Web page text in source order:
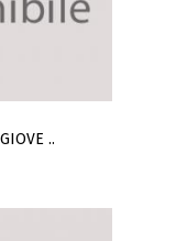
..